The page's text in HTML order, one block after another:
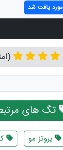
(امتیاز
تگ های
پروتز مو